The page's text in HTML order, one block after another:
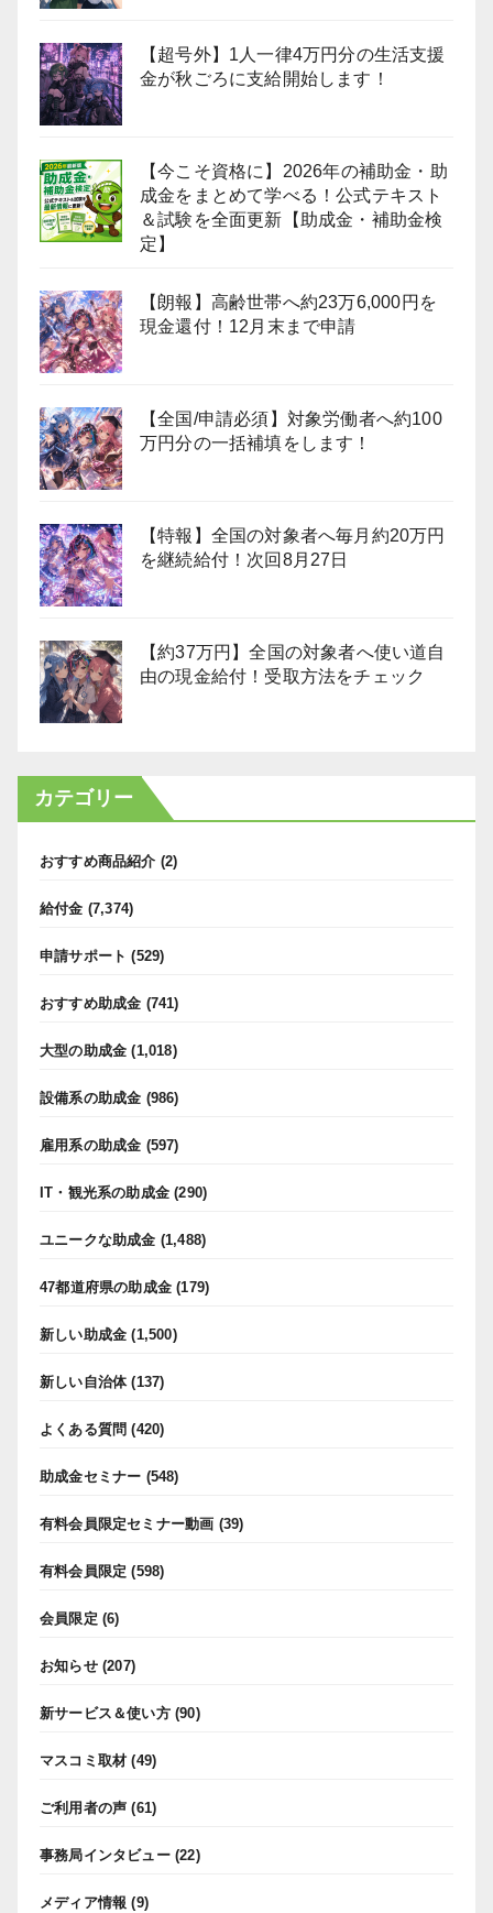
【超号外】1人一律4万円分の生活支援
金が秋ごろに支給開始します！
【今こそ資格に】2026年の補助金・助
成金をまとめて学べる！公式テキスト
＆試験を全面更新【助成金・補助金検
定】
【朗報】高齢世帯へ約23万6,000円を
現金還付！12月末まで申請
【全国/申請必須】対象労働者へ約100
万円分の一括補填をします！
【特報】全国の対象者へ毎月約20万円
を継続給付！次回8月27日
【約37万円】全国の対象者へ使い道自
由の現金給付！受取方法をチェック
カテゴリー
おすすめ商品紹介 (2)
給付金 (7,374)
申請サポート (529)
おすすめ助成金 (741)
大型の助成金 (1,018)
設備系の助成金 (986)
雇用系の助成金 (597)
IT・観光系の助成金 (290)
ユニークな助成金 (1,488)
47都道府県の助成金 (179)
新しい助成金 (1,500)
新しい自治体(137)
よくある質問 (420)
助成金セミナー (548)
有料会員限定セミナー動画 (39)
有料会員限定 (598)
会員限定 (6)
お知らせ(207)
新サービス＆使い方(90)
マスコミ取材 (49)
ご利用者の声 (61)
事務局インタビュー(22)
メディア情報 (9)